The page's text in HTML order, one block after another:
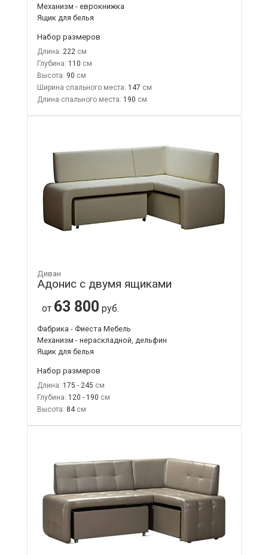
Механизм - еврокнижка
Ящик для белья
Набор размеров
Длина: 222
Глубина: 110
Высота: 90
Ширина спального места: 147
Длина спального места: 190
Диван
Адонис с двумя ящиками
от 63 800 руб.
Фабрика - Фиеста Мебель
Механизм - нераскладной, дельфин
Ящик для белья
Набор размеров
Длина: 175 - 245
Глубина: 120 - 190
Высота: 84